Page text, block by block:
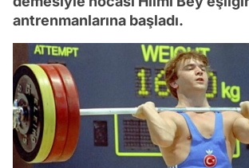
antrenmanlarına başladı.